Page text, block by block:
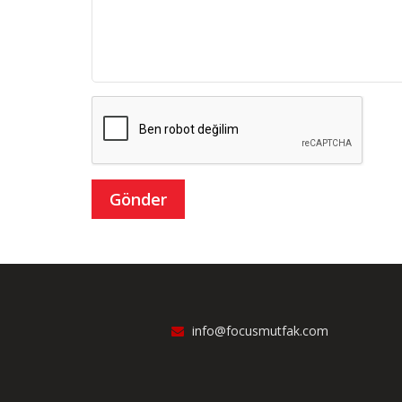
info@focusmutfak.com